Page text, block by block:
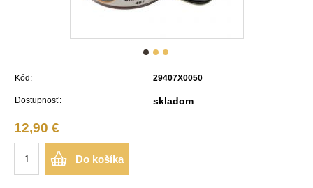
Kód: 29407X0050
Dostupnosť: skladom
12,90 €
Do košíka